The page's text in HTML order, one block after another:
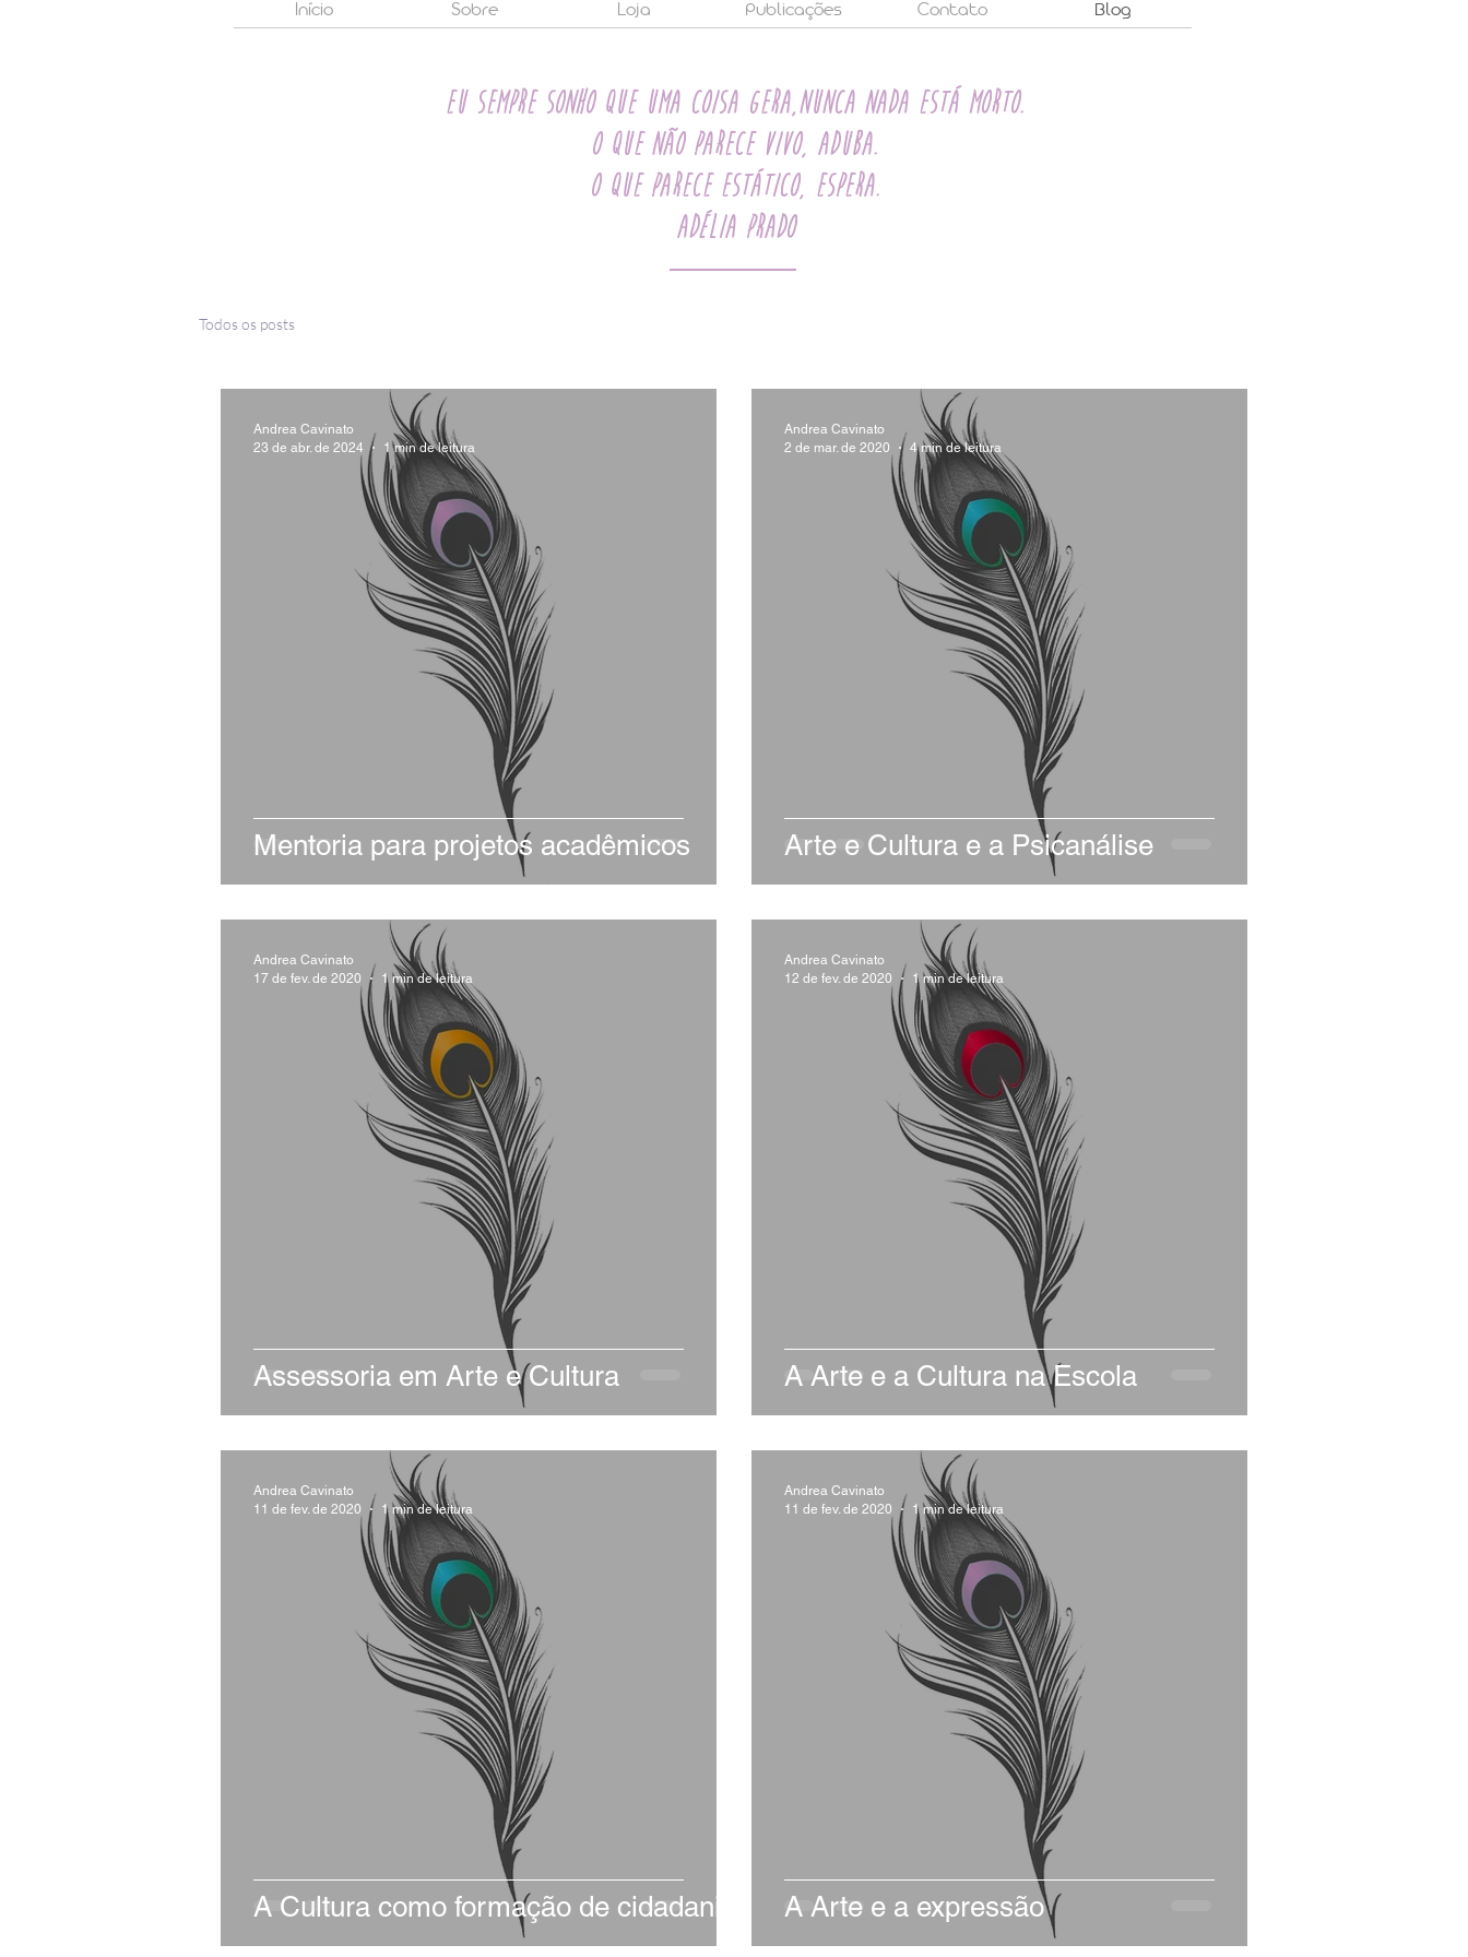
Início Sobre Loja Publicações Contato Blog
Eu sempre sonho que uma coisa gera,nunca nada está morto.
O que não parece vivo, aduba.
O que parece estático, espera.
Adélia Prado
Todos os posts
Mentoria para projetos acadêmicos
Andrea Cavinato
23 de abr. de 2024
1 min de leitura
Arte e Cultura e a Psicanálise
Andrea Cavinato
2 de mar. de 2020
4 min de leitura
Assessoria em Arte e Cultura
Andrea Cavinato
17 de fev. de 2020
1 min de leitura
A Arte e a Cultura na Escola
Andrea Cavinato
12 de fev. de 2020
1 min de leitura
A Cultura como formação de cidadania
Andrea Cavinato
11 de fev. de 2020
1 min de leitura
A Arte e a expressão
Andrea Cavinato
11 de fev. de 2020
1 min de leitura